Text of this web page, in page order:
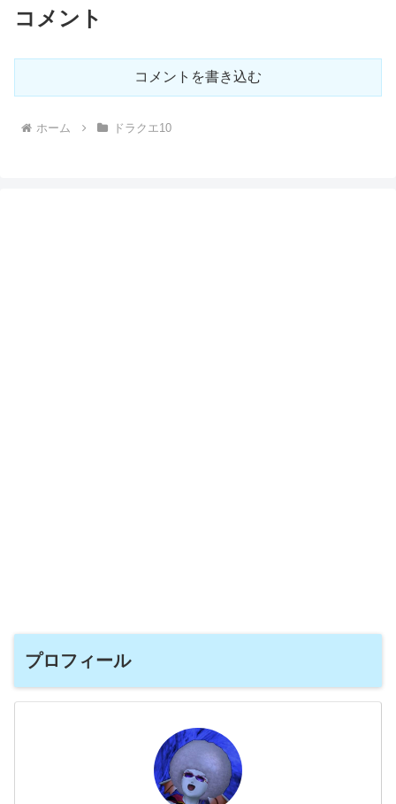
コメント
コメントを書き込む
ホーム ドラクエ10
プロフィール